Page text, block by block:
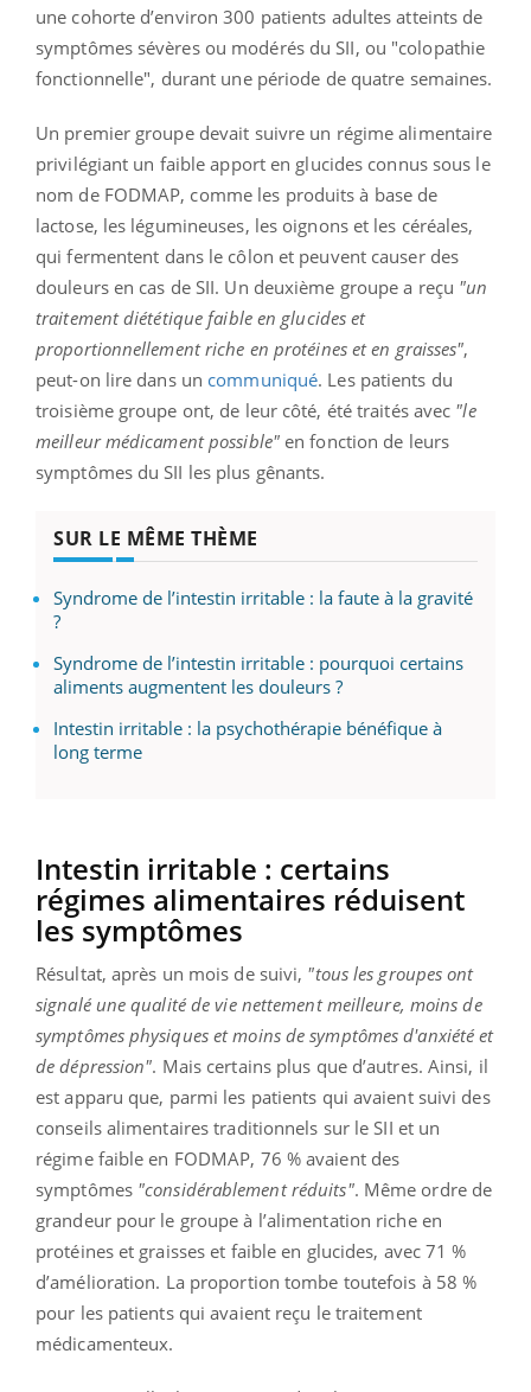
une cohorte d’environ 300 patients adultes atteints de
symptômes sévères ou modérés du SII, ou "colopathie
fonctionnelle", durant une période de quatre semaines.
Un premier groupe devait suivre un régime alimentaire
privilégiant un faible apport en glucides connus sous le
nom de FODMAP, comme les produits à base de
lactose, les légumineuses, les oignons et les céréales,
qui fermentent dans le côlon et peuvent causer des
douleurs en cas de SII. Un deuxième groupe a reçu "un
traitement diététique faible en glucides et
proportionnellement riche en protéines et en graisses",
peut-on lire dans un communiqué. Les patients du
troisième groupe ont, de leur côté, été traités avec "le
meilleur médicament possible"en fonction de leurs
symptômes du SII les plus gênants.
SUR LE MÊME THÈME
Syndrome de l’intestin irritable : la faute à la gravité
?
Syndrome de l’intestin irritable : pourquoi certains
aliments augmentent les douleurs ?
Intestin irritable : la psychothérapie bénéfique à
long terme
Intestin irritable : certains
régimes alimentaires réduisent
les symptômes
Résultat, après un mois de suivi, "tous les groupes ont
signalé une qualité de vie nettement meilleure, moins de
symptômes physiques et moins de symptômes d'anxiété et
de dépression". Mais certains plus que d’autres. Ainsi, il
est apparu que, parmi les patients qui avaient suivi des
conseils alimentaires traditionnels sur le SII et un
régime faible en FODMAP, 76 % avaient des
symptômes "considérablement réduits". Même ordre de
grandeur pour le groupe à l’alimentation riche en
protéines et graisses et faible en glucides, avec 71 %
d’amélioration. La proportion tombe toutefois à 58 %
pour les patients qui avaient reçu le traitement
médicamenteux.